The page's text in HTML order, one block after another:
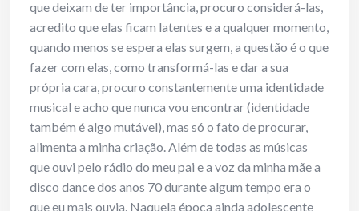
que deixam de ter importância, procuro considerá-las,
acredito que elas ficam latentes e a qualquer momento,
quando menos se espera elas surgem, a questão é o que
fazer com elas, como transformá-las e dar a sua
própria cara, procuro constantemente uma identidade
musical e acho que nunca vou encontrar (identidade
também é algo mutável), mas só o fato de procurar,
alimenta a minha criação. Além de todas as músicas
que ouvi pelo rádio do meu pai e a voz da minha mãe a
disco dance dos anos 70 durante algum tempo era o
que eu mais ouvia. Naquela época ainda adolescente